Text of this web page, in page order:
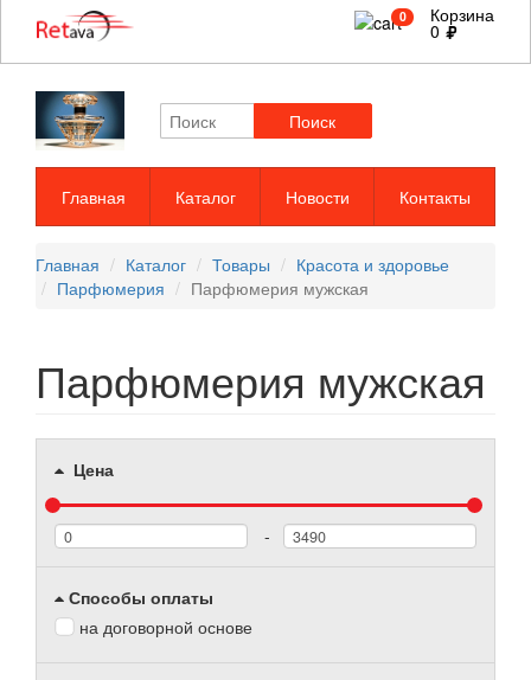
Поиск
Главная Каталог Новости Контакты
Главная Каталог Товары
Красота и здоровье
Парфюмерия
Парфюмерия мужская
Парфюмерия мужская
Цена
-
Способы оплаты
на договорной основе
0 Корзина
0